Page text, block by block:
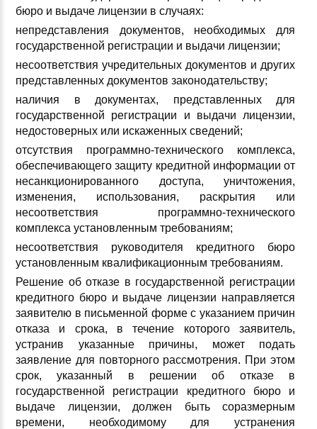
бюро и выдаче лицензии в случаях:
непредставления документов, необходимых для
государственной регистрации и выдачи лицензии;
несоответствия учредительных документов и других
представленных документов законодательству;
наличия в документах, представленных для
государственной регистрации и выдачи лицензии,
недостоверных или искаженных сведений;
отсутствия программно-технического комплекса,
обеспечивающего защиту кредитной информации от
несанкционированного доступа, уничтожения,
изменения, использования, раскрытия или
несоответствия программно-технического
комплекса установленным требованиям;
несоответствия руководителя кредитного бюро
установленным квалификационным требованиям.
Решение об отказе в государственной регистрации
кредитного бюро и выдаче лицензии направляется
заявителю в письменной форме с указанием причин
отказа и срока, в течение которого заявитель,
устранив указанные причины, может подать
заявление для повторного рассмотрения. При этом
срок, указанный в решении об отказе в
государственной регистрации кредитного бюро и
выдаче лицензии, должен быть соразмерным
времени, необходимому для устранения